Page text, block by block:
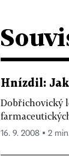
Hnízdil:
Dobřichovický
16. 9. 2008 ▪ 2